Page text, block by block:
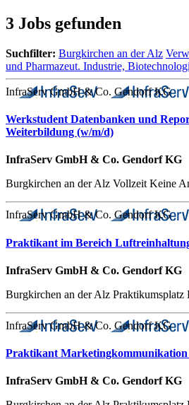
3 Jobs gefunden
Suchfilter: Burgkirchen an der Alz
und Pharmazeut. Industrie,
InfraServ GmbH & Co. Gendorf KG
Werkstudent Datenbanken und
Weiterbildung (w/m/d)
InfraServ GmbH & Co. Gendorf KG
Burgkirchen an der Alz Vollzeit Keine
InfraServ GmbH & Co. Gendorf KG
Praktikant im Bereich
InfraServ GmbH & Co. Gendorf KG
Burgkirchen an der Alz Praktikumsplatz
InfraServ GmbH & Co. Gendorf KG
Praktikant Marketingkommunikation
InfraServ GmbH & Co. Gendorf KG